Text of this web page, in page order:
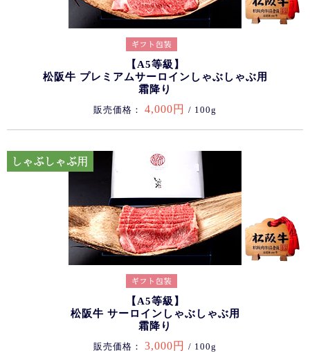
【A5等級】
松阪牛 プレミアムサーロインしゃぶしゃぶ用
霜降り
販売価格： 4,000円 / 100g
【A5等級】
松阪牛 サーロインしゃぶしゃぶ用
霜降り
販売価格： 3,000円 / 100g